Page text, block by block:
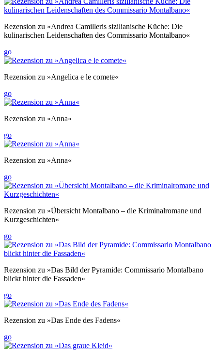
Rezension zu »Andrea Camilleris sizilianische Küche: Die
kulinarischen Leidenschaften des Commissario Montalbano«
go
Rezension zu »Angelica e le comete«
go
Rezension zu »Anna«
go
Rezension zu »Anna«
go
Rezension zu »Übersicht Montalbano – die Kriminalromane und
Kurzgeschichten«
go
Rezension zu »Das Bild der Pyramide: Commissario Montalbano
blickt hinter die Fassaden«
go
Rezension zu »Das Ende des Fadens«
go